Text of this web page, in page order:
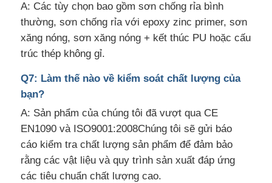
A: Các tùy chọn bao gồm sơn chống rỉa bình
thường, sơn chống rỉa với epoxy zinc primer, sơn
xăng nóng, sơn xăng nóng + kết thúc PU hoặc cấu
trúc thép không gỉ.
Q7: Làm thế nào về kiểm soát chất lượng của
bạn?
A: Sản phẩm của chúng tôi đã vượt qua CE
EN1090 và ISO9001:2008Chúng tôi sẽ gửi báo
cáo kiểm tra chất lượng sản phẩm để đảm bảo
rằng các vật liệu và quy trình sản xuất đáp ứng
các tiêu chuẩn chất lượng cao.